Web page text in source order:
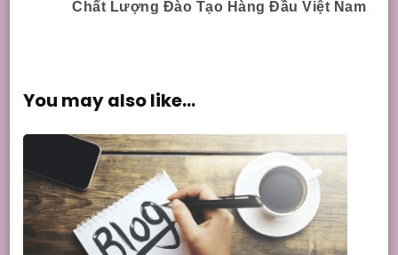
Navigation
Chất Lượng Đào Tạo Hàng Đầu Việt Nam
You may also like...